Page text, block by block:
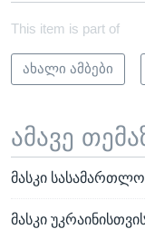
This item is part of
ახალი ამბები
ამავე
მასკი
მასკი